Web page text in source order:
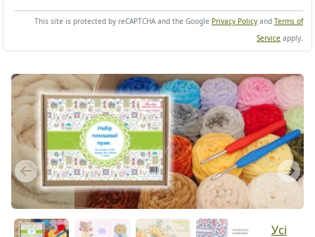
This site is protected by reCAPTCHA and the Google Privacy Policy and Terms of
Service apply.
Previous Next
Усі